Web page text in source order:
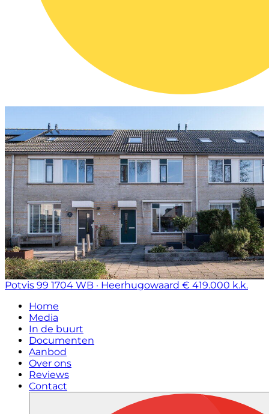
Potvis 99 1704 WB · Heerhugowaard € 419.000 k.k.
Home
Media
In de buurt
Documenten
Aanbod
Over ons
Reviews
Contact